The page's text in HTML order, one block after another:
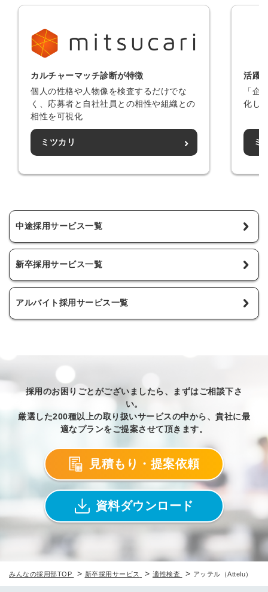
カルチャーマッチ診断が特徴
個人の性格や人物像を検査するだけでな
く、応募者と自社社員との相性や組織との
相性を可視化
ミツカリ
活躍
「企
化し
ミ
中途採用サービス一覧
新卒採用サービス一覧
アルバイト採用サービス一覧
採用のお困りごとがございましたら、まずはご相談下さ
い。
厳選した200種以上の取り扱いサービスの中から、貴社に最
適なプランをご提案させて頂きます。
見積もり・提案依頼
資料ダウンロード
みんなの採用部TOP > 新卒採用サービス > 適性検査 > アッテル（Attelu）